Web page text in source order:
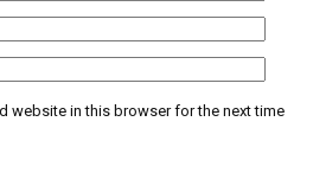
website in this browser for the next time